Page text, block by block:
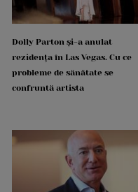
Dolly Parton și-a anulat
rezidența în Las Vegas. Cu ce
probleme de sănătate se
confruntă artista